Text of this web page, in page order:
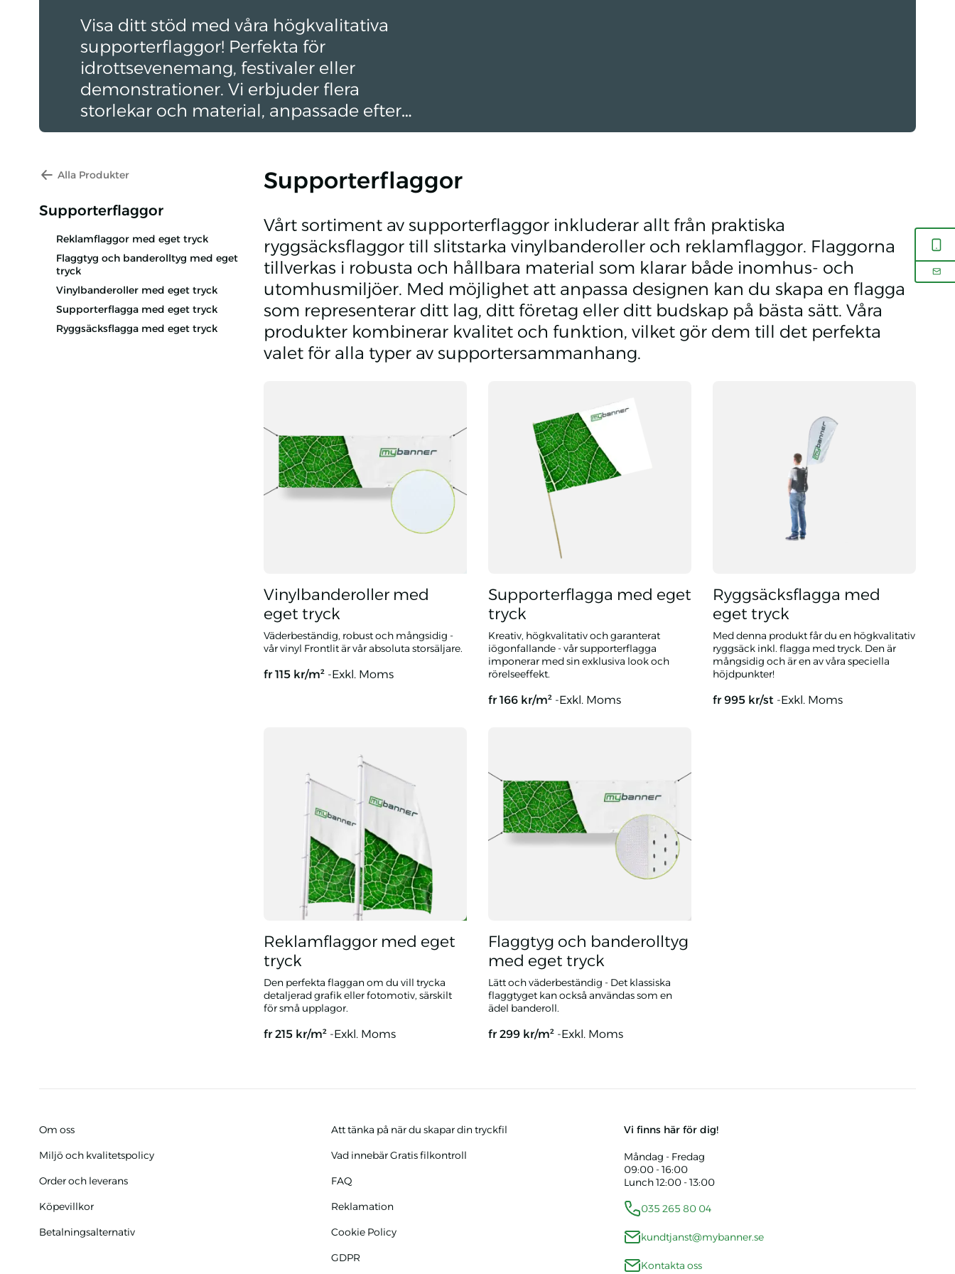
Visa ditt stöd med våra högkvalitativa
supporterflaggor! Perfekta för
idrottsevenemang, festivaler eller
demonstrationer. Vi erbjuder flera
storlekar och material, anpassade efter
dina behov. Våra flaggor kan tryckas med
Alla Produkter
Supporterflaggor
Reklamflaggor med eget tryck
Flaggtyg och banderolltyg med eget
tryck
Vinylbanderoller med eget tryck
Supporterflagga med eget tryck
Ryggsäcksflagga med eget tryck
Supporterflaggor
Vårt sortiment av supporterflaggor inkluderar allt från praktiska
ryggsäcksflaggor till slitstarka vinylbanderoller och reklamflaggor. Flaggorna
tillverkas i robusta och hållbara material som klarar både inomhus- och
utomhusmiljöer. Med möjlighet att anpassa designen kan du skapa en flagga
som representerar ditt lag, ditt företag eller ditt budskap på bästa sätt. Våra
produkter kombinerar kvalitet och funktion, vilket gör dem till det perfekta
valet för alla typer av supportersammanhang.
Vinylbanderoller med
eget tryck
Väderbeständig, robust och mångsidig -
vår vinyl Frontlit är vår absoluta storsäljare.
fr115 kr/m² -Exkl. Moms
Supporterflagga med eget
tryck
Kreativ, högkvalitativ och garanterat
iögonfallande - vår supporterflagga
imponerar med sin exklusiva look och
rörelseeffekt.
fr166 kr/m² -Exkl. Moms
Ryggsäcksflagga med
eget tryck
Med denna produkt får du en högkvalitativ
ryggsäck inkl. flagga med tryck. Den är
mångsidig och är en av våra speciella
höjdpunkter!
fr995 kr/st -Exkl. Moms
Reklamflaggor med eget
tryck
Den perfekta flaggan om du vill trycka
detaljerad grafik eller fotomotiv, särskilt
för små upplagor.
fr215 kr/m² -Exkl. Moms
Flaggtyg och banderolltyg
med eget tryck
Lätt och väderbeständig - Det klassiska
flaggtyget kan också användas som en
ädel banderoll.
fr299 kr/m² -Exkl. Moms
Om oss
Miljö och kvalitetspolicy
Order och leverans
Köpevillkor
Betalningsalternativ
Att tänka på när du skapar din tryckfil
Vad innebär Gratis filkontroll
FAQ
Reklamation
Cookie Policy
GDPR
Vi finns här för dig!
Måndag - Fredag
09:00 - 16:00
Lunch 12:00 - 13:00
035 265 80 04
kundtjanst@mybanner.se
Kontakta oss